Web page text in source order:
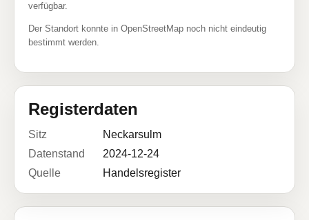
verfügbar.
Der Standort konnte in OpenStreetMap noch nicht eindeutig
bestimmt werden.
Registerdaten
Sitz
Neckarsulm
Datenstand
2024-12-24
Quelle
Handelsregister